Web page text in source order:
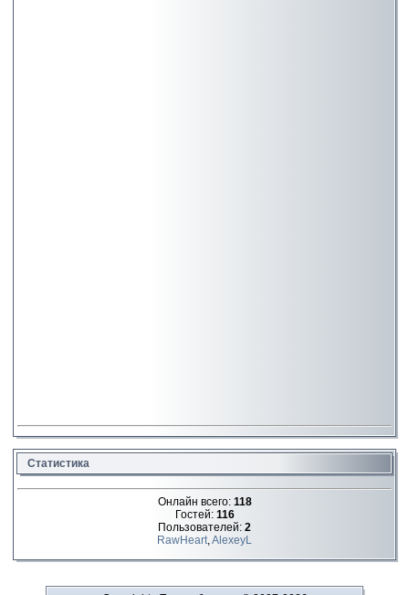
Статистика
Онлайн всего: 118
Гостей: 116
Пользователей: 2
RawHeart,AlexeyL